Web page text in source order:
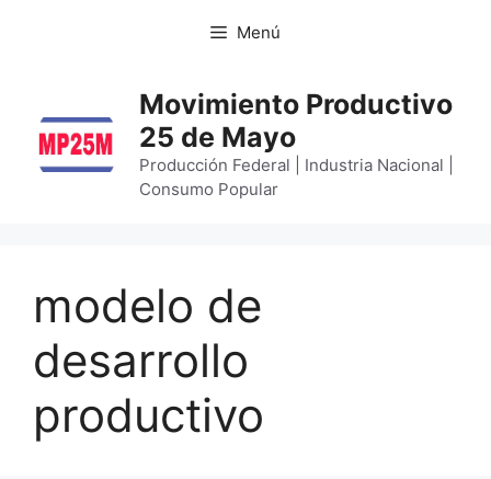
Menú
Movimiento Productivo
25 de Mayo
Producción Federal | Industria Nacional |
Consumo Popular
modelo de
desarrollo
productivo